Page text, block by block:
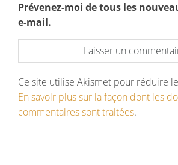
Prévenez-moi de tous les
e-mail.
Ce site utilise Akismet pour réduire
En savoir plus sur la façon dont les
commentaires sont traitées.